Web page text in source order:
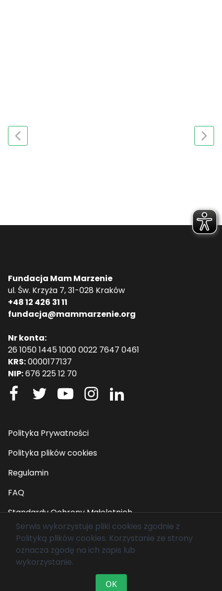
Fundacja Mam Marzenie
ul. Św. Krzyża 7, 31-028 Kraków
+48 12 426 31 11
fundacja@mammarzenie.org
Nr konta:
26 1050 1445 1000 0022 7647 0461
KRS:0000177137
NIP:676 225 12 70
Polityka Prywatności
Polityka plików cookies
Regulamin
FAQ
Standardy Ochrony Małoletnich
© 2026 Fundacja Mam Marzenie. Wszelkie prawa
zastrzeżone.
Serwis wykorzystuje pliki cookies zgodnie z
Polityką plików cookies. Korzystanie ze strony
oznacza zgodę na ich zapis lub
wykorzystanie.
OK